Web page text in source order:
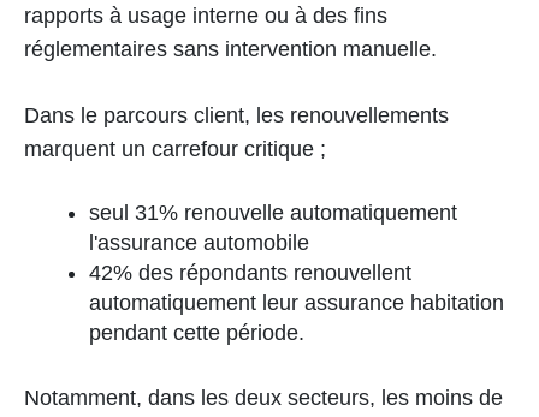
rapports à usage interne ou à des fins
réglementaires sans intervention manuelle.
Dans le parcours client, les renouvellements
marquent un carrefour critique ;
seul 31% renouvelle automatiquement
l'assurance automobile
42% des répondants renouvellent
automatiquement leur assurance habitation
pendant cette période.
Notamment, dans les deux secteurs, les moins de